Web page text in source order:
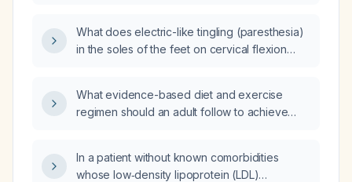
What does electric-like tingling (paresthesia)
in the soles of the feet on cervical flexion
What evidence-based diet and exercise
regimen should an adult follow to achieve
In a patient without known comorbidities
whose low‑density lipoprotein (LDL)